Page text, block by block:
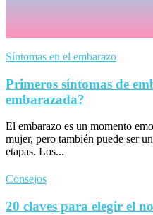
Síntomas en el embarazo
Primeros síntomas de
embarazada?
El embarazo es un momento
mujer, pero también puede ser
etapas. Los...
Consejos
20 claves para elegir el